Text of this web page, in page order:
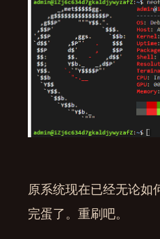
原系统现在已经无论如
完蛋了。重刷吧。